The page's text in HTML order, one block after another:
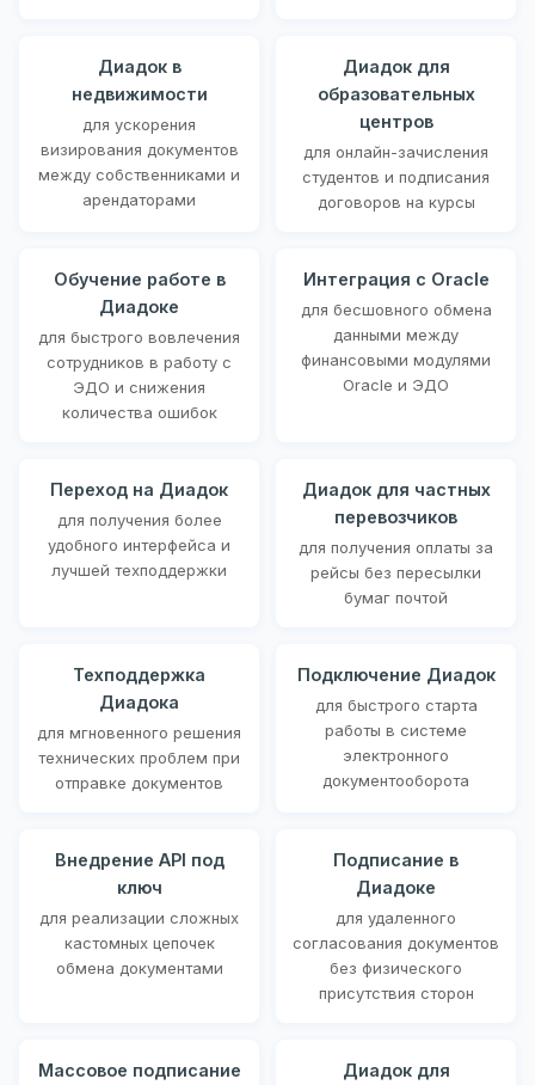
Диадок в
недвижимости
для ускорения
визирования документов
между собственниками и
арендаторами
Диадок для
образовательных
центров
для онлайн-зачисления
студентов и подписания
договоров на курсы
Обучение работе в
Диадоке
для быстрого вовлечения
сотрудников в работу с
ЭДО и снижения
количества ошибок
Интеграция с Oracle
для бесшовного обмена
данными между
финансовыми модулями
Oracle и ЭДО
Переход на Диадок
для получения более
удобного интерфейса и
лучшей техподдержки
Диадок для частных
перевозчиков
для получения оплаты за
рейсы без пересылки
бумаг почтой
Техподдержка
Диадока
для мгновенного решения
технических проблем при
отправке документов
Подключение Диадок
для быстрого старта
работы в системе
электронного
документооборота
Внедрение API под
ключ
для реализации сложных
кастомных цепочек
обмена документами
Подписание в
Диадоке
для удаленного
согласования документов
без физического
присутствия сторон
Массовое подписание
Диадок для